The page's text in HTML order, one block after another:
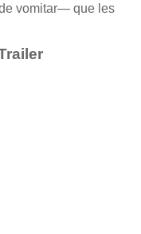
vomitar— que les